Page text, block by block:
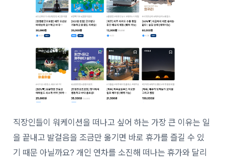
직장인들이 워케이션을 떠나고 싶어 하는 가장 큰 이유는 일
을 끝내고 발걸음을 조금만 옮기면 바로 휴가를 즐길 수 있
기 때문 아닐까요? 개인 연차를 소진해 떠나는 휴가와 달리